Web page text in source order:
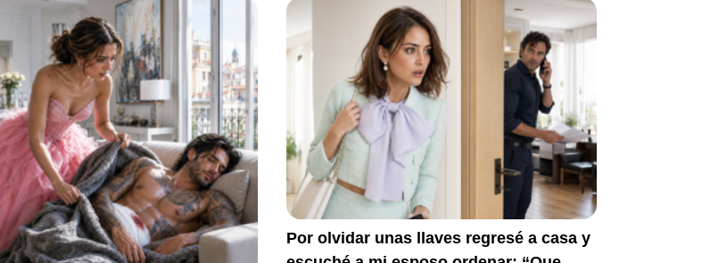
Por olvidar unas llaves regresé a casa y